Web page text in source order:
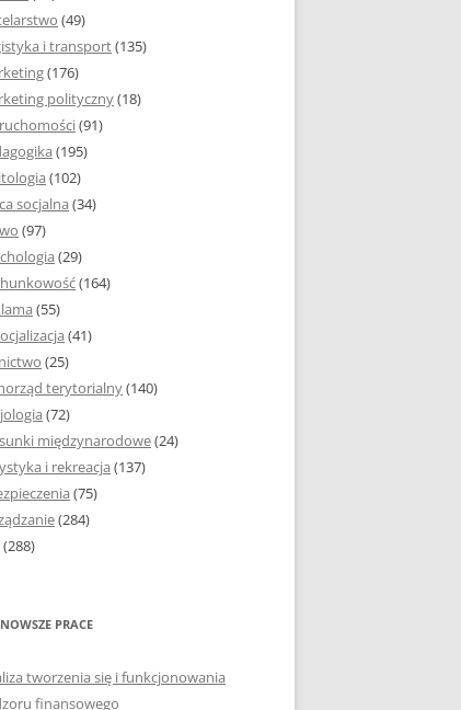
I
ORAZ WYKRESY
CI
(49)
i transport(135)
(176)
polityczny(18)
(91)
(195)
(102)
socjalna (34)
(97)
(29)
(164)
(55)
(41)
(25)
terytorialny(140)
(72)
międzynarodowe(24)
i rekreacja (137)
(75)
(284)
(288)
PRACE
tworzenia się i funkcjonowania
finansowego